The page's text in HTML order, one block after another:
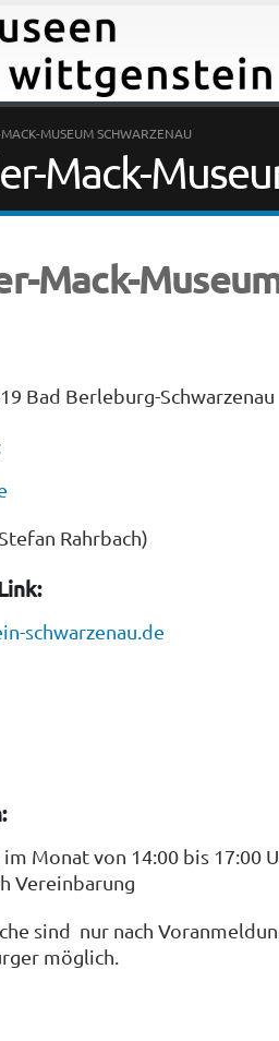
MUSEUM SCHWARZENAU
Mack-
Mack-
Bad Berleburg-Schwarzenau
Rahrbach)
schwarzenau.de
Monat von 14:00 bis 17:00
Vereinbarung
sind nur nach
möglich.